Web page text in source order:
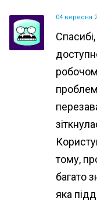
04 вересня
тому,
багато
яка